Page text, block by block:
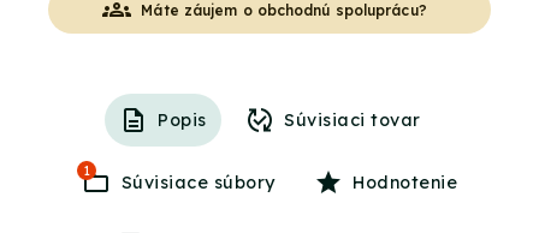
groups Máte záujem o obchodnú spoluprácu?
Popis Súvisiaci tovar
1
Súvisiace súbory Hodnotenie